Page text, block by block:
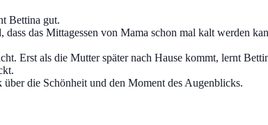
Bettina gut.
das Mittagessen von Mama schon mal kalt werden
Erst als die Mutter später nach Hause kommt, lernt
die Schönheit und den Moment des Augenblicks.